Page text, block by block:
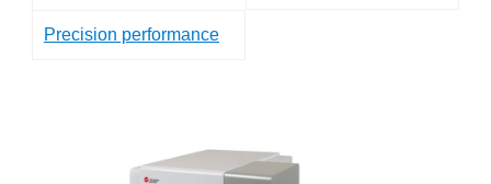
Precision performance